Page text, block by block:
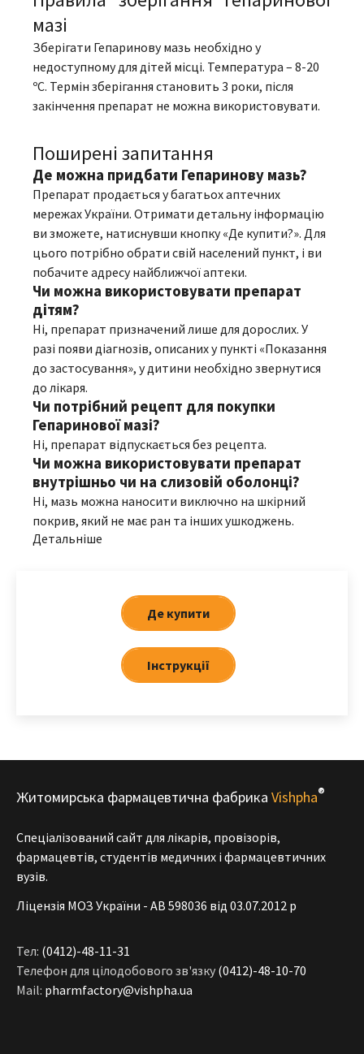
мазі
Зберігати Гепаринову мазь необхідно у
недоступному для дітей місці. Температура – 8-20
ºС. Термін зберігання становить 3 роки, після
закінчення препарат не можна використовувати.
Поширені запитання
Де можна придбати Гепаринову мазь?
Препарат продається у багатьох аптечних
мережах України. Отримати детальну інформацію
ви зможете, натиснувши кнопку «Де купити?». Для
цього потрібно обрати свій населений пункт, і ви
побачите адресу найближчої аптеки.
Чи можна використовувати препарат
дітям?
Ні, препарат призначений лише для дорослих. У
разі появи діагнозів, описаних у пункті «Показання
до застосування», у дитини необхідно звернутися
до лікаря.
Чи потрібний рецепт для покупки
Гепаринової мазі?
Ні, препарат відпускається без рецепта.
Чи можна використовувати препарат
внутрішньо чи на слизовій оболонці?
Ні, мазь можна наносити виключно на шкірний
покрив, який не має ран та інших ушкоджень.
Детальніше
Де купити
Iнструкції
Житомирська фармацевтична фабрика Vishpha®
Спеціалізований сайт для лікарів, провізорів,
фармацевтів, студентів медичних і фармацевтичних
вузів.
Ліцензія МОЗ України - АВ 598036 від 03.07.2012 р
Тел: (0412)-48-11-31
Телефон для цілодобового зв'язку (0412)-48-10-70
Mail: pharmfactory@vishpha.ua